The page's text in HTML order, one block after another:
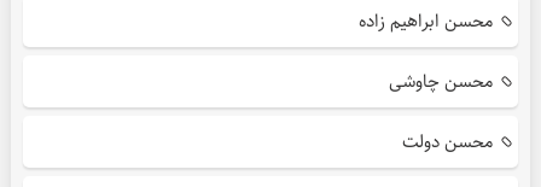
محسن ابراهیم زاده
محسن چاوشی
محسن دولت